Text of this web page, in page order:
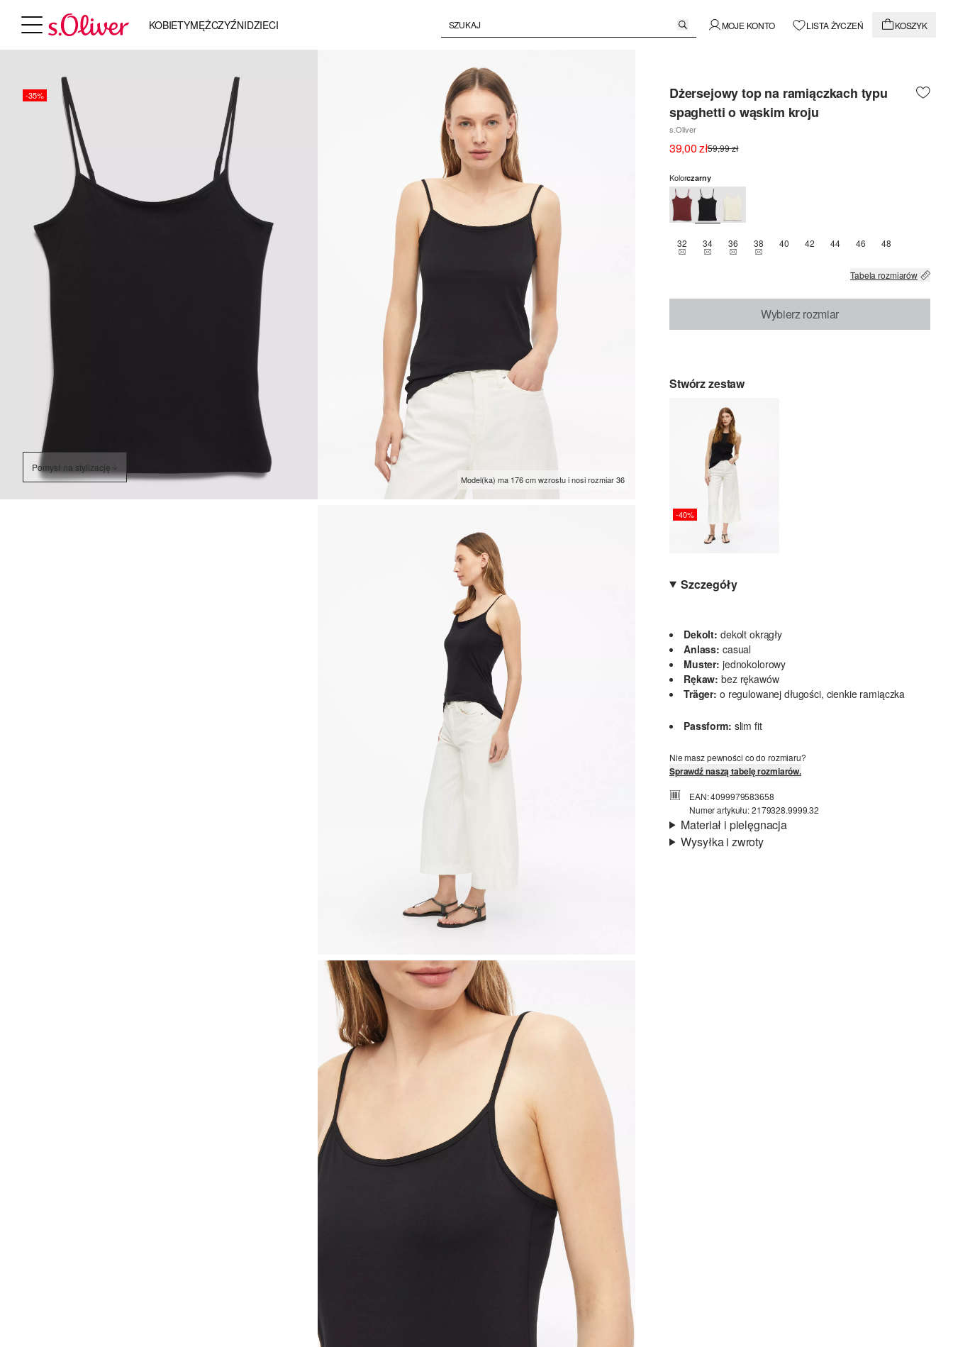
KOBIETYMĘŻCZYŹNIDZIECI MOJE KONTO LISTA ŻYCZEŃ KOSZYK
-35%
Pomysł na stylizację
Model(ka) ma 176 cm wzrostu i nosi rozmiar 36
Dżersejowy top na ramiączkach typu
spaghetti o wąskim kroju
s.Oliver
39,00 zł59,99 zł
Kolorczarny
32TEN ROZMIAR JEST OBECNIE NIEDOSTĘPNY
34TEN ROZMIAR JEST OBECNIE NIEDOSTĘPNY
36TEN ROZMIAR JEST OBECNIE NIEDOSTĘPNY
38TEN ROZMIAR JEST OBECNIE NIEDOSTĘPNY
40 42 44 46 48
Tabela rozmiarów
Wybierz rozmiar
Stwórz zestaw
-40%
Szczegóły
Dekolt: dekolt okrągły
Anlass: casual
Muster: jednokolorowy
Rękaw: bez rękawów
Träger: o regulowanej długości, cienkie ramiączka
Passform: slim fit
Nie masz pewności co do rozmiaru?
Sprawdź naszą tabelę rozmiarów.
EAN: 4099979583658
Numer artykułu: 2179328.9999.32
Materiał i pielęgnacja
Wysyłka i zwroty